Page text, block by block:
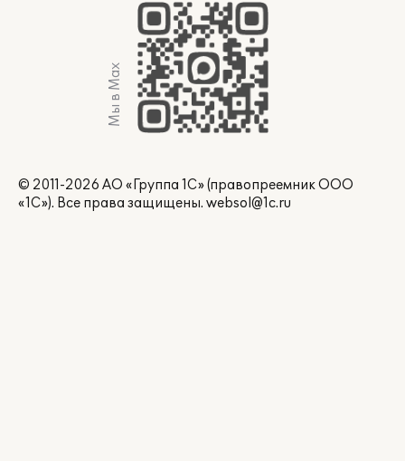
Мы в Max
© 2011-2026 АО «Группа 1С» (правопреемник ООО
«1С»). Все права защищены. websol@1c.ru